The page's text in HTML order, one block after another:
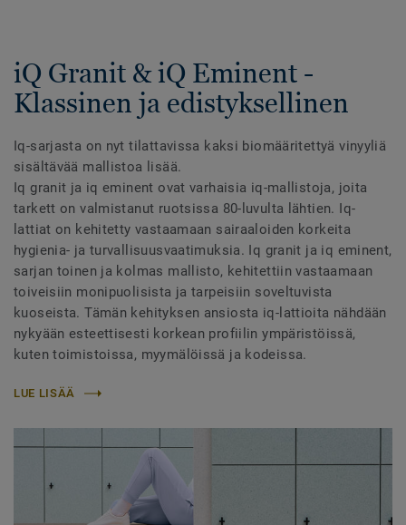
iQ Granit & iQ Eminent -
Klassinen ja edistyksellinen
Iq-sarjasta on nyt tilattavissa kaksi biomääritettyä vinyyliä
sisältävää mallistoa lisää.
Iq granit ja iq eminent ovat varhaisia iq-mallistoja, joita
tarkett on valmistanut ruotsissa 80-luvulta lähtien. Iq-
lattiat on kehitetty vastaamaan sairaaloiden korkeita
hygienia- ja turvallisuusvaatimuksia. Iq granit ja iq eminent,
sarjan toinen ja kolmas mallisto, kehitettiin vastaamaan
toiveisiin monipuolisista ja tarpeisiin soveltuvista
kuoseista. Tämän kehityksen ansiosta iq-lattioita nähdään
nykyään esteettisesti korkean profiilin ympäristöissä,
kuten toimistoissa, myymälöissä ja kodeissa.
LUE LISÄÄ